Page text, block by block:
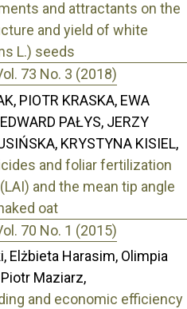
and attractants on the
and yield of white
L.) seeds
73 No. 3 (2018)
PIOTR KRASKA, EWA
PAŁYS, JERZY
KRYSTYNA KISIEL,
and foliar fertilization
and the mean tip angle
oat
70 No. 1 (2015)
Elżbieta Harasim, Olimpia
Maziarz,
and economic efficiency